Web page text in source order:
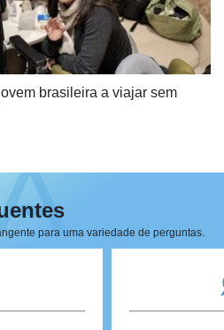
brasileira a viajar sem
para uma variedade de perguntas.